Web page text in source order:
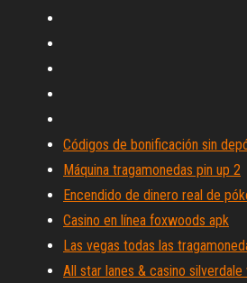
Códigos de bonificación sin
Máquina tragamonedas pin up 2
Encendido de dinero real de
Casino en línea foxwoods apk
Las vegas todas las
All star lanes & casino